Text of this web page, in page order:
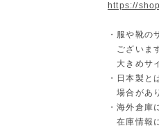
https://
・服や靴の
ございま
大きめサ
・日本製と
場合があ
・海外倉庫
在庫情報